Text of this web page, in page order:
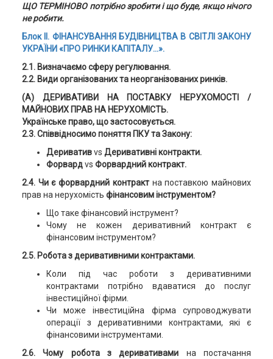
ЩО ТЕРМІНОВО потрібно зробити і що буде, якщо нічого
не робити.
Блок ІІ. ФІНАНСУВАННЯ БУДІВНИЦТВА В СВІТЛІЗАКОНУ
УКРАЇНИ «ПРО РИНКИ КАПІТАЛУ...».
2.1. Визначаємо сферу регулювання.
2.2. Види організованих та неорганізованих ринків.
(А) ДЕРИВАТИВИ НА ПОСТАВКУ НЕРУХОМОСТІ /
МАЙНОВИХ ПРАВ НА НЕРУХОМІСТЬ.
Українське право, що застосовується.
2.3. Співвідносимо поняття ПКУ та Закону:
Деривативvs Деривативні контракти.
Форвардvs Форвардний контракт.
2.4. Чи є форвардний контрактна поставкою майнових
прав на нерухомість фінансовим інструментом?
Що таке фінансовий інструмент?
Чому не кожен деривативний контракт є
фінансовим інструментом?
2.5. Робота з деривативними контрактами.
Коли під час роботи з деривативними
контрактами потрібно вдаватися до послуг
інвестиційної фірми.
Чи може інвестиційна фірма супроводжувати
операції з деривативними контрактами, які є
фінансовими інструментами.
2.6. Чому робота з деривативами на постачання